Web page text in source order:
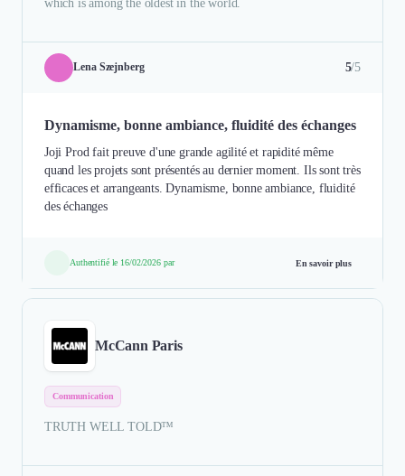
which is among the oldest in the world.
Lena Szejnberg 5/5
Dynamisme, bonne ambiance, fluidité des échanges
Joji Prod fait preuve d'une grande agilité et rapidité même
quand les projets sont présentés au dernier moment. Ils sont très
efficaces et arrangeants. Dynamisme, bonne ambiance, fluidité
des échanges
Authentifié le 16/02/2026 par En savoir plus
McCann Paris
Communication
TRUTH WELL TOLD™